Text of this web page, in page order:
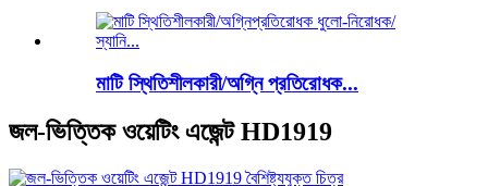
মাটি স্থিতিশীলকারী/অগ্নি প্রতিরোধক...
জল-ভিত্তিক ওয়েটিং এজেন্ট HD1919